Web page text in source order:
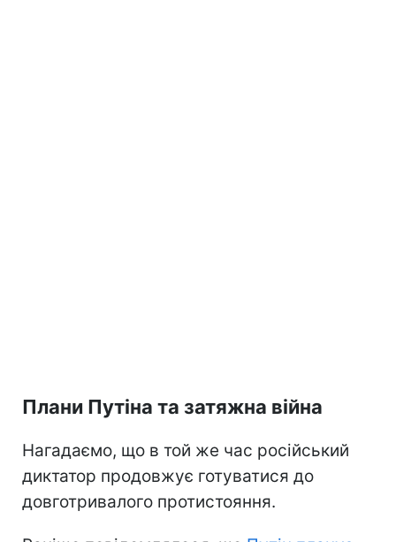
Плани Путіна та затяжна війна
Нагадаємо, що в той же час російський
диктатор продовжує готуватися до
довготривалого протистояння.